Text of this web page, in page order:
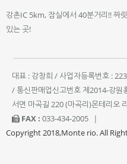
강촌IC 5km, 잠실에서 40분거리!! 짜
있는 곳!
대표 : 강창희 / 사업자등록번호 :
/ 통신판매업신고번호 제2014-강원
서면 마곡길 220 (마곡리)몬테리오
FAX : 033-434-2005
|
Copyright 2018,Monte rio. All